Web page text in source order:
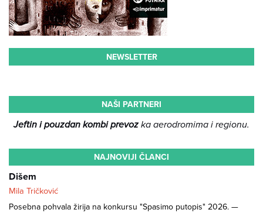
NEWSLETTER
NAŠI PARTNERI
Jeftin i pouzdan kombi prevozka aerodromima i regionu.
NAJNOVIJI ČLANCI
Dišem
Mila Tričković
Posebna pohvala žirija na konkursu "Spasimo putopis" 2026. —